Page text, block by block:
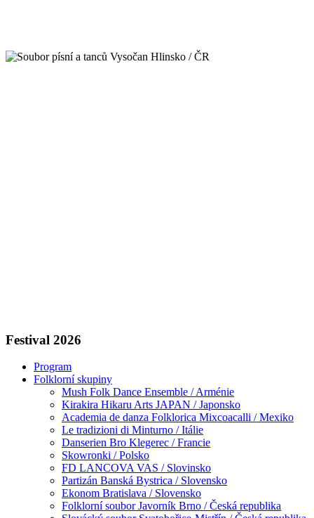
Festival 2026
Program
Folklorní skupiny
Mush Folk Dance Ensemble / Arménie
Kirakira Hikaru Arts JAPAN / Japonsko
Academia de danza Folklorica Mixcoacalli / Mexiko
Le tradizioni di Minturno / Itálie
Danserien Bro Klegerec / Francie
Skowronki / Polsko
FD LANCOVA VAS / Slovinsko
Partizán Banská Bystrica / Slovensko
Ekonom Bratislava / Slovensko
Folklorní soubor Javorník Brno / Česká republika